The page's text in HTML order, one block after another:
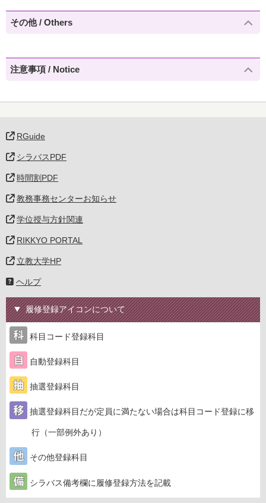
その他 / Others
注意事項 / Notice
RGuide
シラバスPDF
時間割PDF
教務事務センターお知らせ
学位授与方針関連
RIKKYO PORTAL
立教大学HP
ヘルプ
履修登録アイコンについて
科目コード登録科目
自動登録科目
抽選登録科目
抽選登録科目だが定員に満たない場合は科目コード登録に移
行（一部例外あり）
その他登録科目
シラバス備考欄に履修登録方法を記載